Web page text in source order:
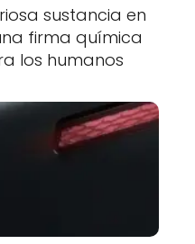
sustancia en
firma química
los humanos